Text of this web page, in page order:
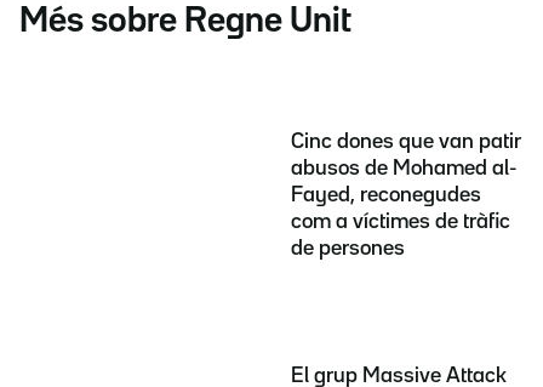
Més sobre Regne Unit
Cinc dones que van patir
abusos de Mohamed al-
Fayed, reconegudes
com a víctimes de tràfic
de persones
El grup Massive Attack